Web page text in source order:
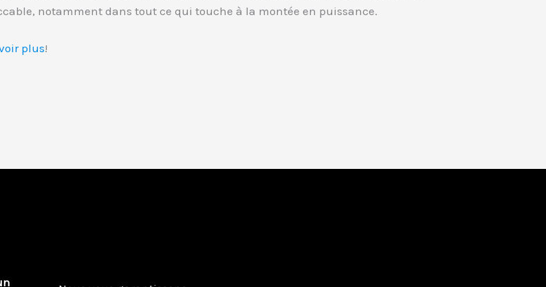
notamment dans tout ce qui touche à la montée en puissance.
plus!